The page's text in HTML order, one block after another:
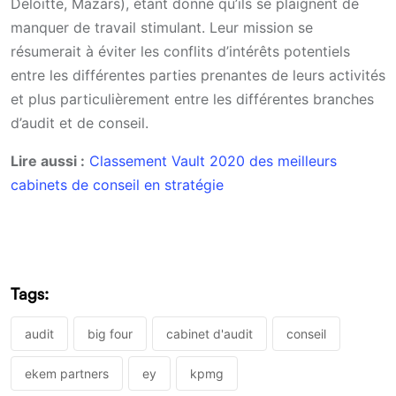
manquer de travail stimulant. Leur mission se
résumerait à éviter les conflits d’intérêts potentiels
entre les différentes parties prenantes de leurs activités
et plus particulièrement entre les différentes branches
d’audit et de conseil.
Lire aussi : Classement Vault 2020 des meilleurs
cabinets de conseil en stratégie
Tags:
audit big four cabinet d'audit conseil
ekem partners ey kpmg